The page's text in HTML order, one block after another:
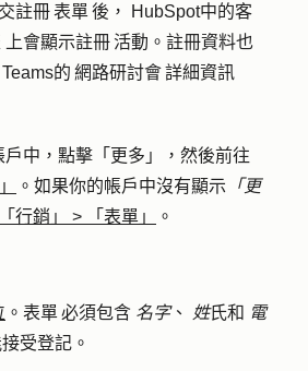
註冊 表單 後， HubSpot中的客
上會顯示註冊 活動。註冊資料也
的 網路研討會 詳細資訊
戶中，點擊 「更多」
，然後前往
。如果你的帳戶中沒有顯示 「更
「行銷」 > 「表單」 。
。表單 必須包含 名字、 姓氏和 電
受登記。